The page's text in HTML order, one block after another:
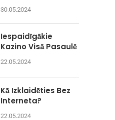
30.05.2024
Iespaidīgākie
Kazino Visā Pasaulē
22.05.2024
Kā Izklaidēties Bez
Interneta?
22.05.2024